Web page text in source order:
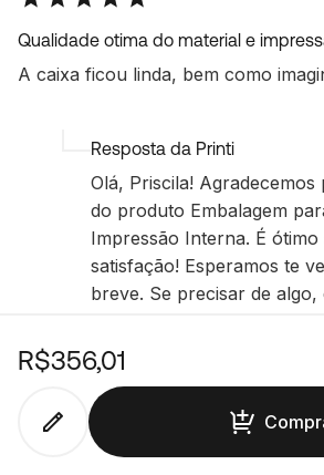
R$356,01
Qualidade otima do material e
A caixa ficou linda, bem como
Resposta da Printi
Olá, Priscila! Agradecemos
do produto Embalagem
Impressão Interna. É ótimo
satisfação! Esperamos te
breve. Se precisar de